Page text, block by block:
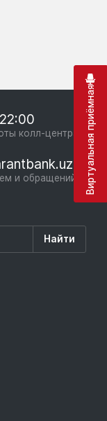
колл-центра
и обращений
Найти
Виртуальная приёмная